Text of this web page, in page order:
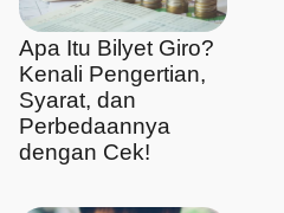
Apa Itu Bilyet Giro?
Kenali Pengertian,
Syarat, dan
Perbedaannya
dengan Cek!